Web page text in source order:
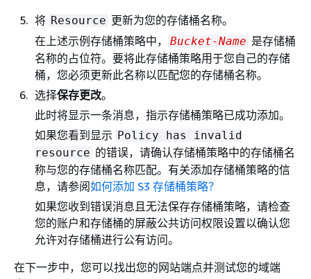
将 Resource 更新为您的存储桶名称。
在上述示例存储桶策略中，
Bucket-Name 是存储桶
名称的占位符。要将此存储桶策略用于您自己的存储
桶，您必须更新此名称以匹配您的存储桶名称。
选择保存更改。
此时将显示一条消息，指示存储桶策略已成功添加。
如果您看到显示 Policy has invalid
resource 的错误，请确认存储桶策略中的存储桶名
称与您的存储桶名称匹配。有关添加存储桶策略的信
息，请参阅如何添加 S3 存储桶策略？
如果您收到错误消息且无法保存存储桶策略，请检查
您的账户和存储桶的屏蔽公共访问权限设置以确认您
允许对存储桶进行公有访问。
在下一步中，您可以找出您的网站端点并测试您的域端